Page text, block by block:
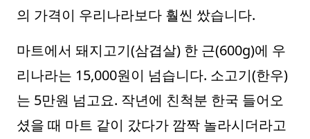
의 가격이 우리나라보다 훨씬 쌌습니다.
마트에서 돼지고기(삼겹살) 한 근(600g)에 우
리나라는 15,000원이 넘습니다. 소고기(한우)
는 5만원 넘고요. 작년에 친척분 한국 들어오
셨을 때 마트 같이 갔다가 깜짝 놀라시더라고